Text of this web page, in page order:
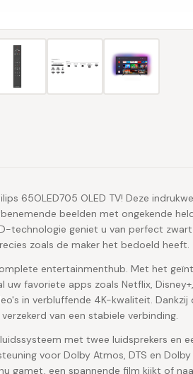
65OLED705 OLED TV! Deze
beelden met ongekende
technologie geniet u van perfect
zoals de maker het bedoeld heeft.
entertainmenthub. Met het
favoriete apps zoals Netflix,
in verbluffende 4K-kwaliteit. Dankzij
van een stabiele verbinding.
met twee luidsprekers en
voor Dolby Atmos, DTS en Dolby
gamet, een spannende film kijkt of